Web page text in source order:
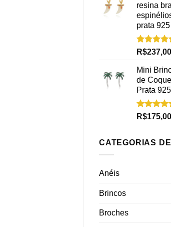
resina
prata
Avaliação
R$237,00
Mini
de
Prata
Avaliação
R$175,00
CATEGORIAS
Anéis
Brincos
Broches